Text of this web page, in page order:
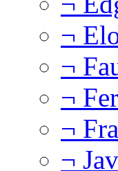
¬
¬
¬
¬
¬